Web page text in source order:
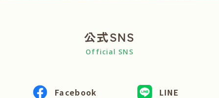
公式SNS
Official SNS
Facebook LINE